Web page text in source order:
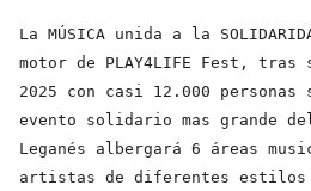
La MÚSICA unida a la
motor de PLAY4LIFE Fest,
2025 con casi 12.000
evento solidario mas grande
Leganés albergará 6 áreas
artistas de diferentes estilos